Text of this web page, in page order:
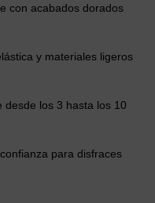
con acabados dorados
y materiales ligeros
desde los 3 hasta los 10
para disfraces